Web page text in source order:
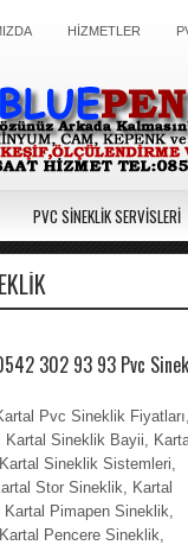
HİZMETLER
PVC SİNEKLİK SERVİSLERİ
302 93 93 Pvc
Pvc Sineklik Fiyatları,
Sineklik Bayii,
Sineklik Sistemleri,
Stor Sineklik, Kartal
Pimapen Sineklik,
Pencere Sineklik,